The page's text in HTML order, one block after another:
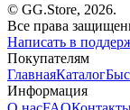
© GG.Store, 2026.
Все права
Написать в
Покупателям
ГлавнаяКаталог
Информация